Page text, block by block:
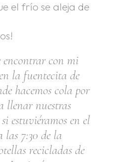
el frío se aleja de
encontrar con mi
la fuentecita de
hacemos cola por
llenar nuestras
estuviéramos en el
las 7:30 de la
recicladas de